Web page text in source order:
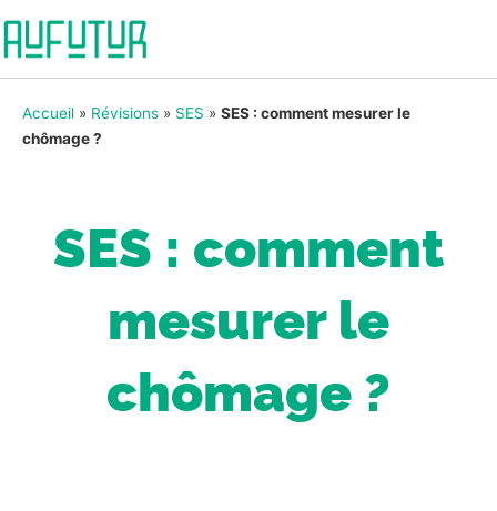
Accueil » Révisions » SES » SES : comment mesurer le
chômage ?
SES : comment
mesurer le
chômage ?